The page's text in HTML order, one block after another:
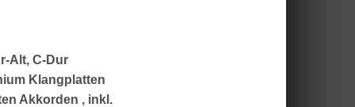
Alt, C-Dur
Klangplatten
Akkorden , inkl.